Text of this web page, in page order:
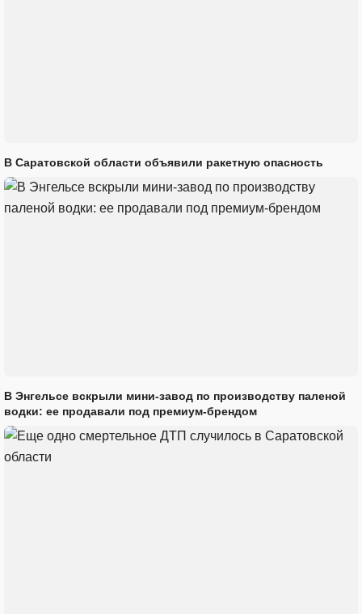
В Саратовской области объявили ракетную опасность
В Энгельсе вскрыли мини-завод по производству паленой
водки: ее продавали под премиум-брендом